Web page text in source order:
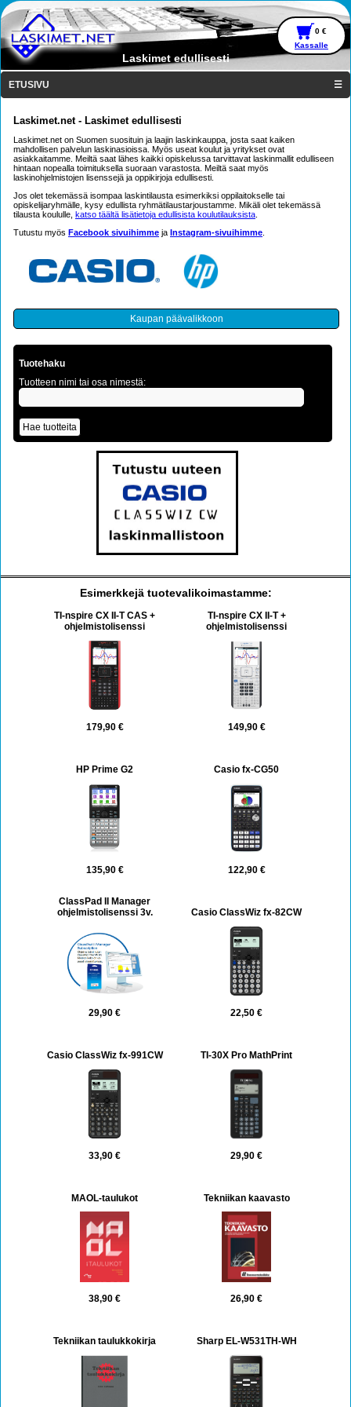
Laskimet edullisesti
0 €
Kassalle
ETUSIVU ☰
Laskimet.net - Laskimet edullisesti
Laskimet.net on Suomen suosituin ja laajin laskinkauppa, josta saat kaiken
mahdollisen palvelun laskinasioissa. Myös useat koulut ja yritykset ovat
asiakkaitamme. Meiltä saat lähes kaikki opiskelussa tarvittavat laskinmallit edulliseen
hintaan nopealla toimituksella suoraan varastosta. Meiltä saat myös
laskinohjelmistojen lisenssejä ja oppikirjoja edullisesti.
Jos olet tekemässä isompaa laskintilausta esimerkiksi oppilaitokselle tai
opiskelijaryhmälle, kysy edullista ryhmätilaustarjoustamme. Mikäli olet tekemässä
tilausta koululle, katso täältä lisätietoja edullisista koulutilauksista
Tutustu myös Facebook sivuihimme ja Instagram-sivuihimme
Kaupan päävalikkoon
Tuotehaku
Tuotteen nimi tai osa nimestä:
Esimerkkejä tuotevalikoimastamme:
TI-nspire CX II-T CAS +
ohjelmistolisenssi
179,90 €
TI-nspire CX II-T +
ohjelmistolisenssi
149,90 €
HP Prime G2
135,90 €
Casio fx-CG50
122,90 €
ClassPad II Manager
ohjelmistolisenssi 3v.
29,90 €
Casio ClassWiz fx-82CW
22,50 €
Casio ClassWiz fx-991CW
33,90 €
TI-30X Pro MathPrint
29,90 €
MAOL-taulukot
38,90 €
Tekniikan kaavasto
26,90 €
Tekniikan taulukkokirja Sharp EL-W531TH-WH